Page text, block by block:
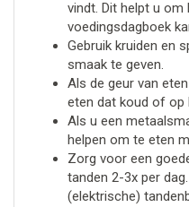
vindt. Dit helpt u om
voedingsdagboek
Gebruik kruiden en
smaak te geven.
Als de geur van
eten dat koud of op
Als u een
helpen om te eten
Zorg voor een
tanden 2-3x per
(elektrische)